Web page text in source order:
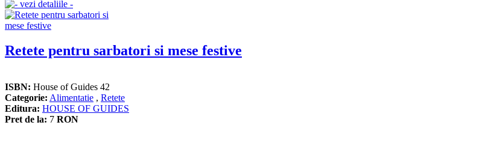
Retete pentru sarbatori si mese festive
ISBN: House of Guides 42
Categorie: Alimentatie , Retete
Editura: HOUSE OF GUIDES
Pret de la: 7 RON